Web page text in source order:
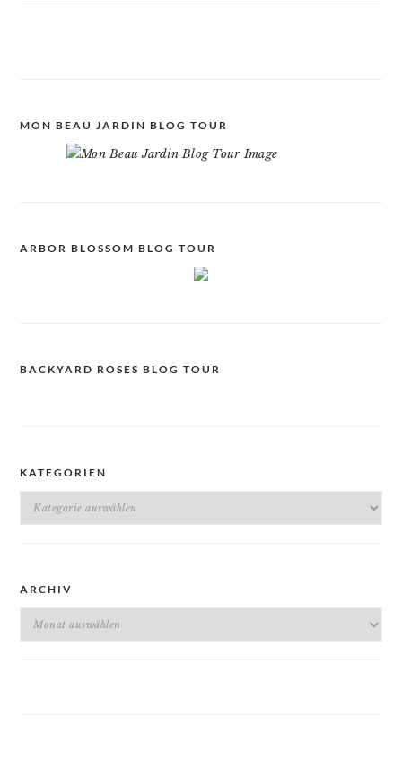
MON BEAU JARDIN BLOG TOUR
ARBOR BLOSSOM BLOG TOUR
BACKYARD ROSES BLOG TOUR
KATEGORIEN
Kategorien
ARCHIV
Archiv